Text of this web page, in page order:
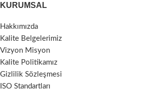
KURUMSAL
Hakkımızda
Kalite Belgelerimiz
Vizyon Misyon
Kalite Politikamız
Gizlilik Sözleşmesi
ISO Standartları